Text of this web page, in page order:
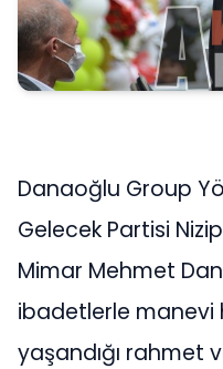
Danaoğlu Group
Gelecek Partisi
Mimar Mehmet
ibadetlerle manevi
yaşandığı rahmet